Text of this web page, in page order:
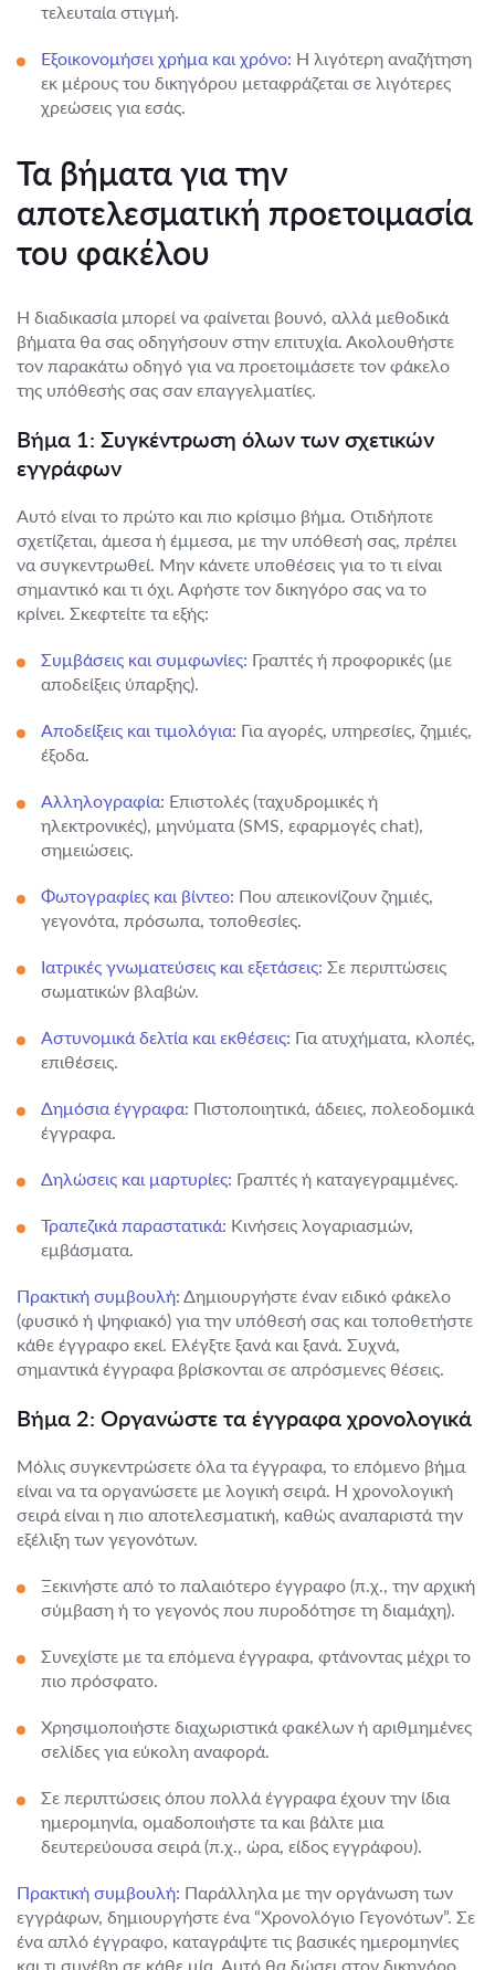
τελευταία στιγμή.
Εξοικονομήσει χρήμα και χρόνο: Η λιγότερη αναζήτηση
εκ μέρους του δικηγόρου μεταφράζεται σε λιγότερες
χρεώσεις για εσάς.
Τα βήματα για την
αποτελεσματική προετοιμασία
του φακέλου
Η διαδικασία μπορεί να φαίνεται βουνό, αλλά μεθοδικά
βήματα θα σας οδηγήσουν στην επιτυχία. Ακολουθήστε
τον παρακάτω οδηγό για να προετοιμάσετε τον φάκελο
της υπόθεσής σας σαν επαγγελματίες.
Βήμα 1: Συγκέντρωση όλων των σχετικών
εγγράφων
Αυτό είναι το πρώτο και πιο κρίσιμο βήμα. Οτιδήποτε
σχετίζεται, άμεσα ή έμμεσα, με την υπόθεσή σας, πρέπει
να συγκεντρωθεί. Μην κάνετε υποθέσεις για το τι είναι
σημαντικό και τι όχι. Αφήστε τον δικηγόρο σας να το
κρίνει. Σκεφτείτε τα εξής:
Συμβάσεις και συμφωνίες: Γραπτές ή προφορικές (με
αποδείξεις ύπαρξης).
Αποδείξεις και τιμολόγια: Για αγορές, υπηρεσίες, ζημιές,
έξοδα.
Αλληλογραφία: Επιστολές (ταχυδρομικές ή
ηλεκτρονικές), μηνύματα (SMS, εφαρμογές chat),
σημειώσεις.
Φωτογραφίες και βίντεο: Που απεικονίζουν ζημιές,
γεγονότα, πρόσωπα, τοποθεσίες.
Ιατρικές γνωματεύσεις και εξετάσεις: Σε περιπτώσεις
σωματικών βλαβών.
Αστυνομικά δελτία και εκθέσεις: Για ατυχήματα, κλοπές,
επιθέσεις.
Δημόσια έγγραφα: Πιστοποιητικά, άδειες, πολεοδομικά
έγγραφα.
Δηλώσεις και μαρτυρίες: Γραπτές ή καταγεγραμμένες.
Τραπεζικά παραστατικά: Κινήσεις λογαριασμών,
εμβάσματα.
Πρακτική συμβουλή: Δημιουργήστε έναν ειδικό φάκελο
(φυσικό ή ψηφιακό) για την υπόθεσή σας και τοποθετήστε
κάθε έγγραφο εκεί. Ελέγξτε ξανά και ξανά. Συχνά,
σημαντικά έγγραφα βρίσκονται σε απρόσμενες θέσεις.
Βήμα 2: Οργανώστε τα έγγραφα χρονολογικά
Μόλις συγκεντρώσετε όλα τα έγγραφα, το επόμενο βήμα
είναι να τα οργανώσετε με λογική σειρά. Η χρονολογική
σειρά είναι η πιο αποτελεσματική, καθώς αναπαριστά την
εξέλιξη των γεγονότων.
Ξεκινήστε από το παλαιότερο έγγραφο (π.χ., την αρχική
σύμβαση ή το γεγονός που πυροδότησε τη διαμάχη).
Συνεχίστε με τα επόμενα έγγραφα, φτάνοντας μέχρι το
πιο πρόσφατο.
Χρησιμοποιήστε διαχωριστικά φακέλων ή αριθμημένες
σελίδες για εύκολη αναφορά.
Σε περιπτώσεις όπου πολλά έγγραφα έχουν την ίδια
ημερομηνία, ομαδοποιήστε τα και βάλτε μια
δευτερεύουσα σειρά (π.χ., ώρα, είδος εγγράφου).
Πρακτική συμβουλή: Παράλληλα με την οργάνωση των
εγγράφων, δημιουργήστε ένα “Χρονολόγιο Γεγονότων”. Σε
ένα απλό έγγραφο, καταγράψτε τις βασικές ημερομηνίες
και τι συνέβη σε κάθε μία. Αυτό θα δώσει στον δικηγόρο